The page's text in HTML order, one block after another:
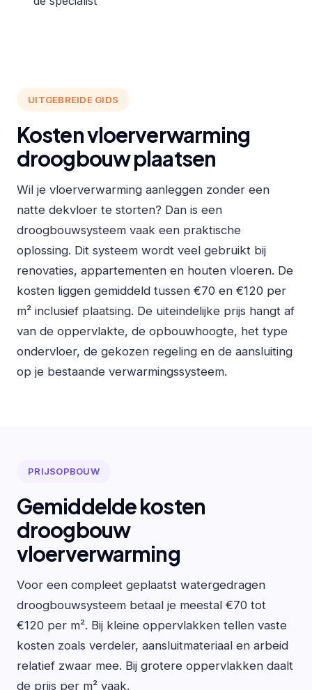
UITGEBREIDE GIDS
Kosten vloerverwarming
droogbouw plaatsen
Wil je vloerverwarming aanleggen zonder een
natte dekvloer te storten? Dan is een
droogbouwsysteem vaak een praktische
oplossing. Dit systeem wordt veel gebruikt bij
renovaties, appartementen en houten vloeren. De
kosten liggen gemiddeld tussen €70 en €120 per
m² inclusief plaatsing. De uiteindelijke prijs hangt af
van de oppervlakte, de opbouwhoogte, het type
ondervloer, de gekozen regeling en de aansluiting
op je bestaande verwarmingssysteem.
PRIJSOPBOUW
Gemiddelde kosten
droogbouw
vloerverwarming
Voor een compleet geplaatst watergedragen
droogbouwsysteem betaal je meestal €70 tot
€120 per m². Bij kleine oppervlakken tellen vaste
kosten zoals verdeler, aansluitmateriaal en arbeid
relatief zwaar mee. Bij grotere oppervlakken daalt
de prijs per m² vaak.